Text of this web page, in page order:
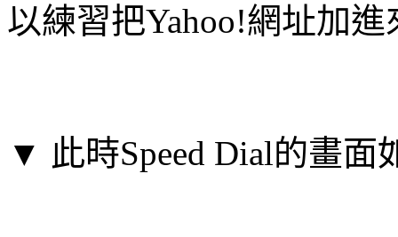
以練習把Yahoo!網址加進
▼ 此時Speed Dial的畫面